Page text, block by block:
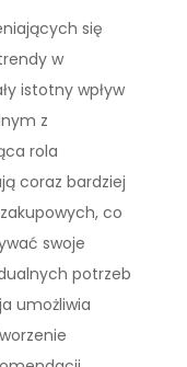
się
w
istotny wpływ
z
rola
coraz bardziej
co
swoje
potrzeb
umożliwia